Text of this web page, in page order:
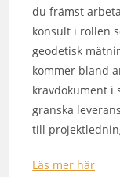
du främst
konsult i rollen
geodetisk
kommer bland
kravdokument i
granska
till
Läs mer här